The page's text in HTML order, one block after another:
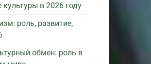
в 2026 году
роль, развитие,
обмен: роль в